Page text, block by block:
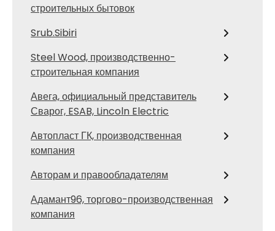
строительных бытовок
Srub.Sibiri
Steel Wood, производственно-
строительная компания
Авега, официальный представитель
Сварог, ESAB, Lincoln Electric
Автопласт ГК, производственная
компания
Авторам и правообладателям
Адамант96, торгово-производственная
компания